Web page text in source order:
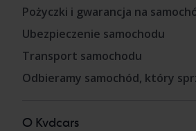
Pożyczki i gwarancja na
Ubezpieczenie samochodu
Transport samochodu
Odbieramy samochód, który
O Kvdcars